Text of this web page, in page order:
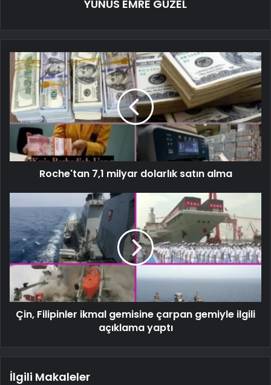
YUNUS EMRE GÜZEL
Roche'tan 7,1 milyar dolarlık satın alma
Çin, Filipinler ikmal gemisine çarpan gemiyle ilgili
açıklama yaptı
İlgili Makaleler